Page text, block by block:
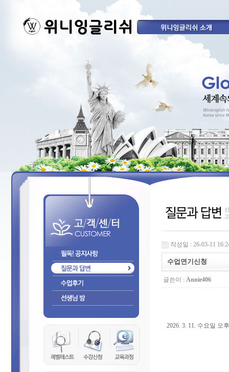
작성일 : 26-03-11
수업연기신청
글쓴이 : Annie406
2026. 3. 11. 수요일 오